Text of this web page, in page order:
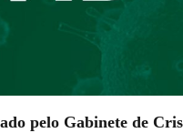
pelo Gabinete de